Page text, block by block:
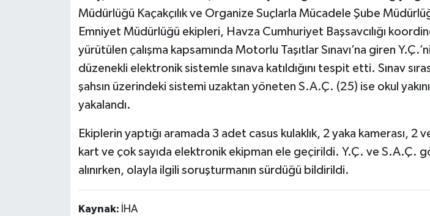
Müdürlüğü Kaçakçılık ve Organize Suçlarla Mücadele Şube
Emniyet Müdürlüğü ekipleri, Havza Cumhuriyet Başsavcılığı
yürütülen çalışma kapsamında Motorlu Taşıtlar Sınavı’na giren
düzenekli elektronik sistemle sınava katıldığını tespit etti. Sınav
şahsın üzerindeki sistemi uzaktan yöneten S.A.Ç. (25) ise okul
yakalandı.
Ekiplerin yaptığı aramada 3 adet casus kulaklık, 2 yaka kamerası, 2
kart ve çok sayıda elektronik ekipman ele geçirildi. Y.Ç. ve S.A.Ç.
alınırken, olayla ilgili soruşturmanın sürdüğü bildirildi.
Kaynak: İHA